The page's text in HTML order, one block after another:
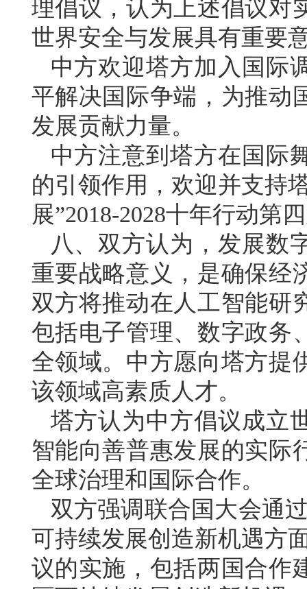
理倡议，认为上述倡议对
世界安全与发展具有重要
中方欢迎塔方加入国际
平解决国际争端，为推动
发展贡献力量。
中方注意到塔方在国际
的引领作用，欢迎并支持
展”2018-2028十年行动第
八、双方认为，发展数
重要战略意义，是确保经
双方将推动在人工智能研
包括电子管理、数字政务
全领域。中方愿向塔方提
该领域高素质人才。
塔方认为中方倡议成立
智能向善普惠发展的实际
全球治理和国际合作。
双方强调联合国大会通
可持续发展创造新机遇方
议的实施，包括两国合作